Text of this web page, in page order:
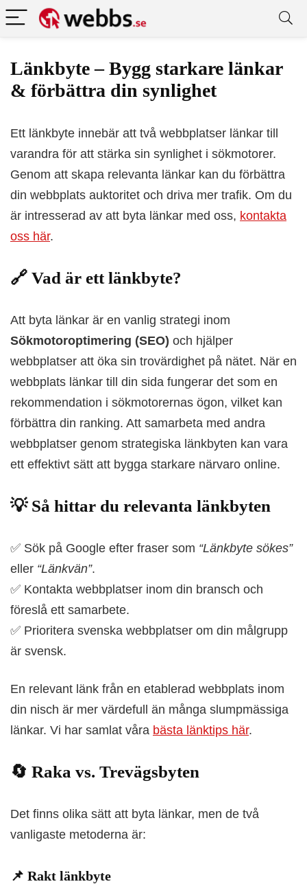
Länkbyte – Bygg starkare länkar
& förbättra din synlighet
Ett länkbyte innebär att två webbplatser länkar till
varandra för att stärka sin synlighet i sökmotorer.
Genom att skapa relevanta länkar kan du förbättra
din webbplats auktoritet och driva mer trafik. Om du
är intresserad av att byta länkar med oss, kontakta
oss här.
🔗 Vad är ett länkbyte?
Att byta länkar är en vanlig strategi inom
Sökmotoroptimering (SEO) och hjälper
webbplatser att öka sin trovärdighet på nätet. När en
webbplats länkar till din sida fungerar det som en
rekommendation i sökmotorernas ögon, vilket kan
förbättra din ranking. Att samarbeta med andra
webbplatser genom strategiska länkbyten kan vara
ett effektivt sätt att bygga starkare närvaro online.
💡 Så hittar du relevanta länkbyten
✅ Sök på Google efter fraser som “Länkbyte sökes”
eller “Länkvän”.
✅ Kontakta webbplatser inom din bransch och
föreslå ett samarbete.
✅ Prioritera svenska webbplatser om din målgrupp
är svensk.
En relevant länk från en etablerad webbplats inom
din nisch är mer värdefull än många slumpmässiga
länkar. Vi har samlat våra bästa länktips här.
🔄 Raka vs. Trevägsbyten
Det finns olika sätt att byta länkar, men de två
vanligaste metoderna är:
📌 Rakt länkbyte